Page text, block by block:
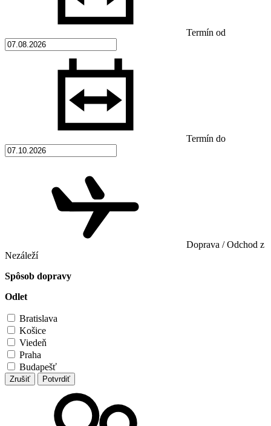
Termín od
Termín do
Doprava / Odchod z
Nezáleží
Spôsob dopravy
Odlet
Bratislava
Košice
Viedeň
Praha
Budapešť
Zrušiť Potvrdiť